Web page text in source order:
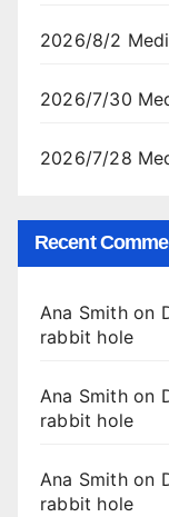
2026/8/2
2026/7/30
2026/7/28
Recent
Ana Smithon
rabbit hole
Ana Smithon
rabbit hole
Ana Smithon
rabbit hole